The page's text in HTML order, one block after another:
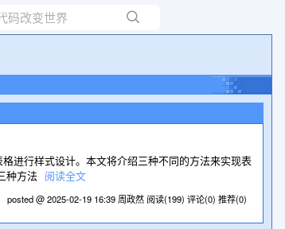
进行样式设计。本文将介绍三种不同的方法来实现表
种方法 阅读全文
posted @ 2025-02-19 16:39 周政然 阅读(199) 评论(0) 推荐(0)